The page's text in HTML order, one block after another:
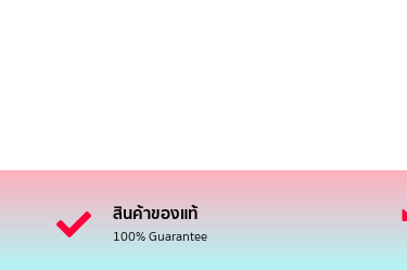
สินค้าของแท้
100% Guarantee